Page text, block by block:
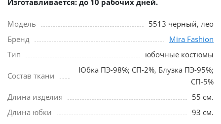
Модель
5513 черный, лео
Бренд
Mira Fashion
Тип
юбочные костюмы
Состав ткани
Юбка ПЭ-98%; СП-2%, Блузка ПЭ-95%;
СП-5%
Длина изделия
55 см.
Длина юбки
93 см.